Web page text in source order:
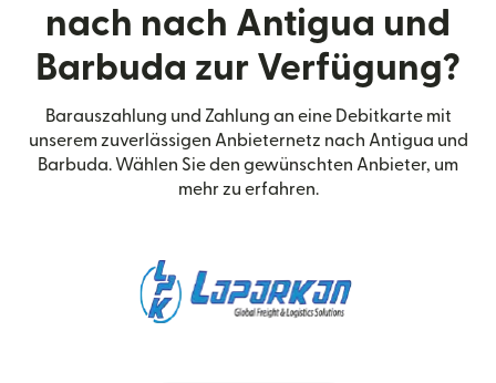
nach nach Antigua und
Barbuda zur Verfügung?
Barauszahlung und Zahlung an eine Debitkarte mit
unserem zuverlässigen Anbieternetz nach Antigua und
Barbuda. Wählen Sie den gewünschten Anbieter, um
mehr zu erfahren.